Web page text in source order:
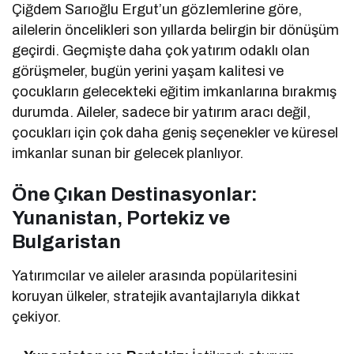
Çiğdem Sarıoğlu Ergut’un gözlemlerine göre,
ailelerin öncelikleri son yıllarda belirgin bir dönüşüm
geçirdi. Geçmişte daha çok yatırım odaklı olan
görüşmeler, bugün yerini yaşam kalitesi ve
çocukların gelecekteki eğitim imkanlarına bırakmış
durumda. Aileler, sadece bir yatırım aracı değil,
çocukları için çok daha geniş seçenekler ve küresel
imkanlar sunan bir gelecek planlıyor.
Öne Çıkan Destinasyonlar:
Yunanistan, Portekiz ve
Bulgaristan
Yatırımcılar ve aileler arasında popülaritesini
koruyan ülkeler, stratejik avantajlarıyla dikkat
çekiyor.